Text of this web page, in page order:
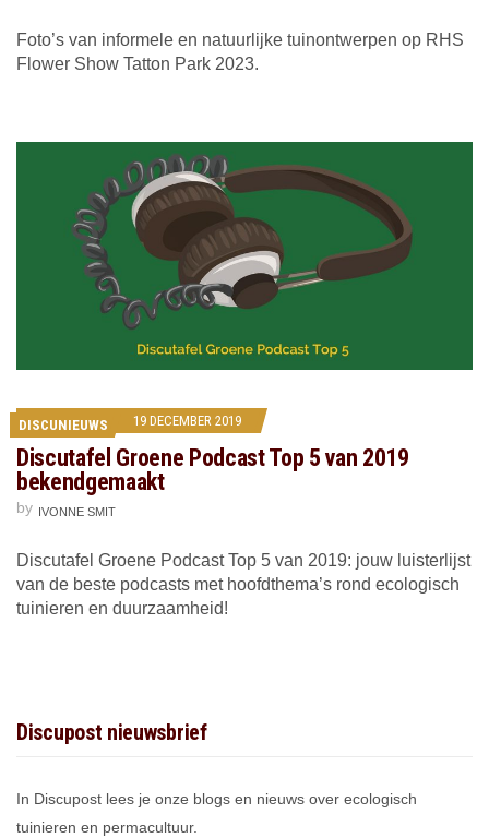
Foto’s van informele en natuurlijke tuinontwerpen op RHS
Flower Show Tatton Park 2023.
DISCUNIEUWS 19 DECEMBER 2019
Discutafel Groene Podcast Top 5 van 2019
bekendgemaakt
by IVONNE SMIT
Discutafel Groene Podcast Top 5 van 2019: jouw luisterlijst
van de beste podcasts met hoofdthema’s rond ecologisch
tuinieren en duurzaamheid!
Discupost nieuwsbrief
In Discupost lees je onze blogs en nieuws over ecologisch
tuinieren en permacultuur.